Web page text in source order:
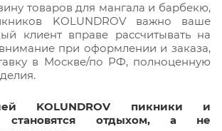
товаров для мангала и барбекю,
KOLUNDROV важно ваше
клиент вправе рассчитывать на
при оформлении и заказа,
в Москве/по РФ, полноценную
KOLUNDROV пикники и
становятся отдыхом, а не